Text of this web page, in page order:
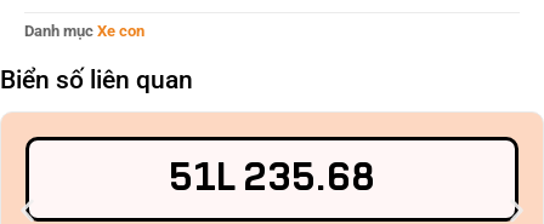
Danh mục Xe con
Biển số liên quan
51L 235.68